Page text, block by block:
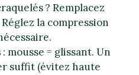
? Remplacez
la compression
: mousse = glissant. Un
suffit (évitez haute